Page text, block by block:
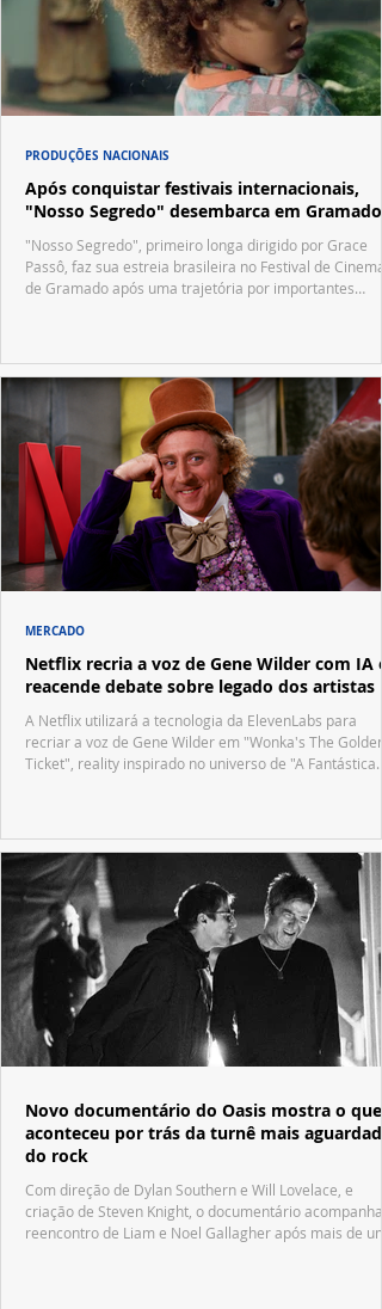
Após conquistar festivais internacionais,
"Nosso Segredo" desembarca em Gramado
"Nosso Segredo", primeiro longa dirigido por Grace
Passô, faz sua estreia brasileira no Festival de Cinema
de Gramado após uma trajetória por importantes
PRODUÇÕES NACIONAIS
Netflix recria a voz de Gene Wilder com IA e
reacende debate sobre legado dos artistas
A Netflix utilizará a tecnologia da ElevenLabs para
recriar a voz de Gene Wilder em "Wonka's The Golden
Ticket", reality inspirado no universo de "A Fantástica
MERCADO
Novo documentário do Oasis mostra o que
aconteceu por trás da turnê mais aguardada
do rock
Com direção de Dylan Southern e Will Lovelace, e
criação de Steven Knight, o documentário acompanha
reencontro de Liam e Noel Gallagher após mais de